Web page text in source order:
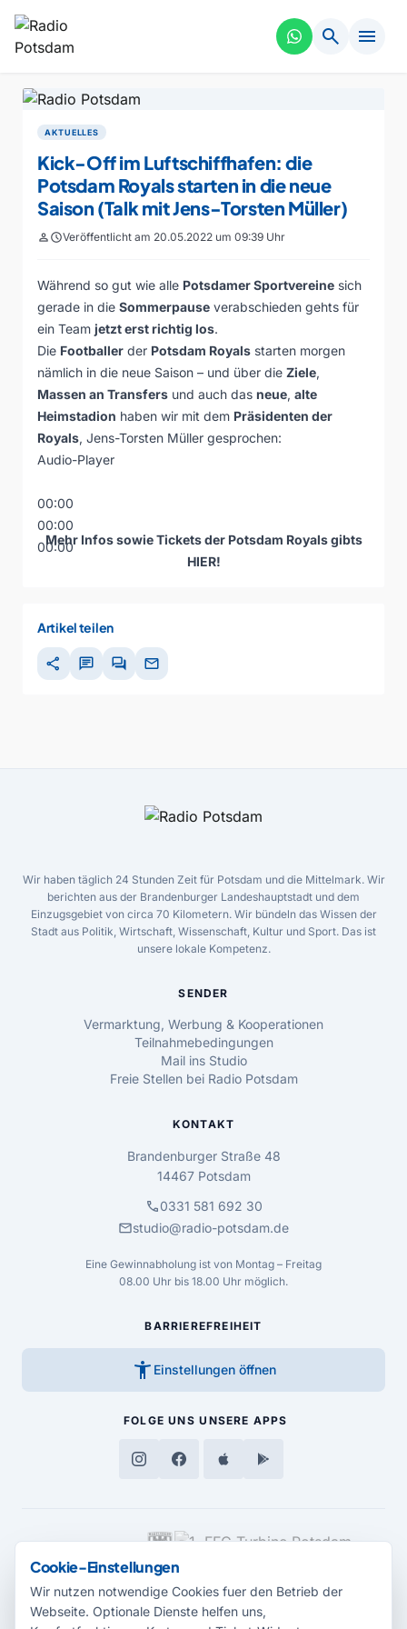
search menu
AKTUELLES
Kick-Off im Luftschiffhafen: die
Potsdam Royals starten in die neue
Saison (Talk mit Jens-Torsten Müller)
personscheduleVeröffentlicht am 20.05.2022 um 09:39 Uhr
Während so gut wie alle Potsdamer Sportvereine sich
gerade in die Sommerpause verabschieden gehts für
ein Team jetzt erst richtig los.
Die Footballer der Potsdam Royals starten morgen
nämlich in die neue Saison – und über die Ziele,
Massen an Transfers und auch das neue, alte
Heimstadion haben wir mit dem Präsidenten der
Royals, Jens-Torsten Müller gesprochen:
Audio-Player
00:00
00:00
00:00
Mehr Infos sowie Tickets der Potsdam Royals gibts
HIER!
Artikel teilen
share chat forum mail
Wir haben täglich 24 Stunden Zeit für Potsdam und die Mittelmark. Wir
berichten aus der Brandenburger Landeshauptstadt und dem
Einzugsgebiet von circa 70 Kilometern. Wir bündeln das Wissen der
Stadt aus Politik, Wirtschaft, Wissenschaft, Kultur und Sport. Das ist
unsere lokale Kompetenz.
SENDER
Vermarktung, Werbung & Kooperationen
Teilnahmebedingungen
Mail ins Studio
Freie Stellen bei Radio Potsdam
KONTAKT
Brandenburger Straße 48
14467 Potsdam
call0331 581 692 30
mailstudio@radio-potsdam.de
Eine Gewinnabholung ist von Montag – Freitag
08.00 Uhr bis 18.00 Uhr möglich.
BARRIEREFREIHEIT
accessibility_new Einstellungen öffnen
FOLGE UNS UNSERE APPS
MEDIENPARTNER
Cookie-Einstellungen
Wir nutzen notwendige Cookies fuer den Betrieb der
Webseite. Optionale Dienste helfen uns,